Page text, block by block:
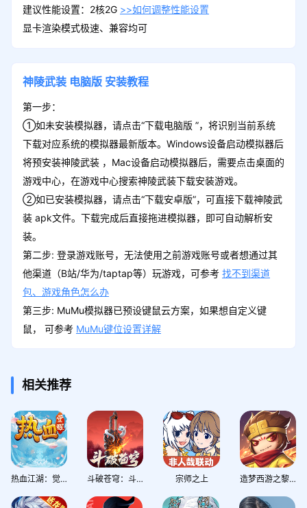
建议性能设置：2核2G >>如何调整性能设置
显卡渲染模式极速、兼容均可
神陵武装 电脑版 安装教程
第一步：
①如未安装模拟器，请点击“下载电脑版 ”，将识别当前系统
下载对应系统的模拟器最新版本。Windows设备启动模拟器后
将预安装神陵武装 ，Mac设备启动模拟器后，需要点击桌面的
游戏中心，在游戏中心搜索神陵武装下载安装游戏。
②如已安装模拟器，请点击“下载安卓版”，可直接下载神陵武
装 apk文件。下载完成后直接拖进模拟器，即可自动解析安
装。
第二步: 登录游戏账号，无法使用之前游戏账号或者想通过其
他渠道（B站/华为/taptap等）玩游戏，可参考 找不到渠道
包、游戏角色怎么办
第三步: MuMu模拟器已预设键鼠云方案，如果想自定义键
鼠， 可参考 MuMu键位设置详解
相关推荐
热血江湖：觉醒 斗破苍穹：斗帝之路 宗师之上 造梦西游之黎尤浩劫篇